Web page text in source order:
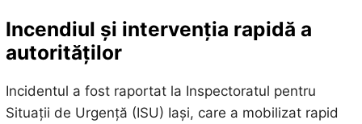
Incendiul și intervenția rapidă a
autorităților
Incidentul a fost raportat la Inspectoratul pentru
Situații de Urgență (ISU) Iași, care a mobilizat rapid